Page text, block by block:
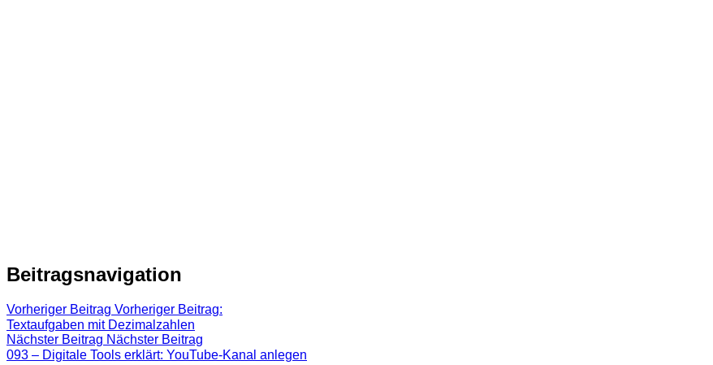
Beitragsnavigation
Vorheriger Beitrag Vorheriger Beitrag:
Textaufgaben mit Dezimalzahlen
Nächster Beitrag Nächster Beitrag
093 – Digitale Tools erklärt: YouTube-Kanal anlegen